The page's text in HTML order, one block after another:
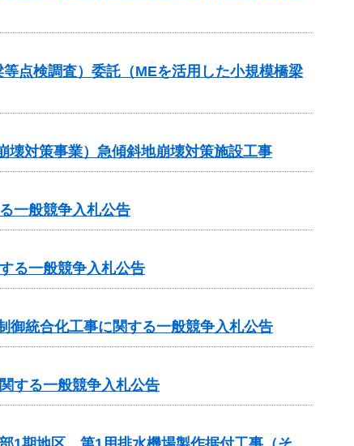
点検調査）委託（MEを活用した小規模橋梁
対策事業）急傾斜地崩壊対策施設工事
一般競争入札公告
る一般競争入札公告
御統合化工事に関する一般競争入札公告
する一般競争入札公告